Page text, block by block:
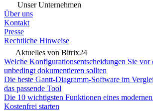
Unser Unternehmen
Über uns
Kontakt
Presse
Rechtliche Hinweise
Aktuelles von Bitrix24
Welche Konfigurationsentscheidungen Sie vor
unbedingt dokumentieren sollten
Die beste Gantt-Diagramm-Software im
das passende Tool
Die 10 wichtigsten Funktionen eines
Kostenfrei starten